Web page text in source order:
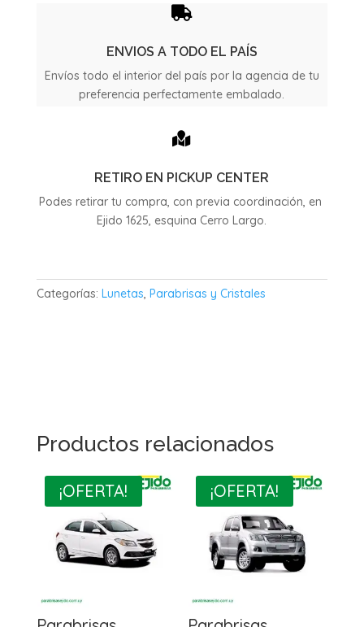

ENVIOS A TODO EL PAÍS
Envíos todo el interior del país por la agencia de tu
preferencia perfectamente embalado.

RETIRO EN PICKUP CENTER
Podes retirar tu compra, con previa coordinación, en
Ejido 1625, esquina Cerro Largo.
Categorías: Lunetas Parabrisas y Cristales
Productos relacionados
¡OFERTA! ¡OFERTA!